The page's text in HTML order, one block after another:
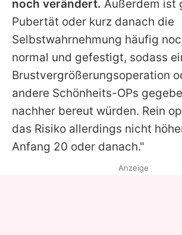
noch verändert. Außerdem ist
Pubertät oder kurz danach die
Selbstwahrnehmung häufig
normal und gefestigt, sodass
Brustvergrößerungsoperation
andere Schönheits-OPs
nachher bereut würden. Rein
das Risiko allerdings nicht
Anfang 20 oder danach."
Anzeige